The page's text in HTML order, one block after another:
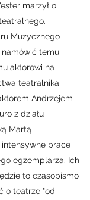
marzył o
Muzycznego
namówić temu
aktorowi na
teatralnika
Andrzejem
z działu
Martą
prace
egzemplarza. Ich
to czasopismo
o teatrze "od